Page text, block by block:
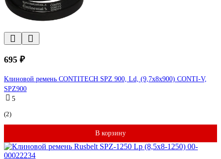
695 ₽
Клиновой ремень CONTITECH SPZ 900, Ld, (9,7x8x900) CONTI-V,
SPZ900
5
(2)
В корзину